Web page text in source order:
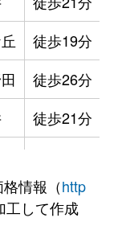
徒歩19分
徒歩26分
徒歩21分
徒歩8分
情報（http
工して作成